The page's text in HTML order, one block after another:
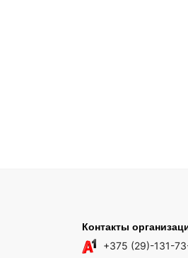
Контакты
+375 (29)-131-